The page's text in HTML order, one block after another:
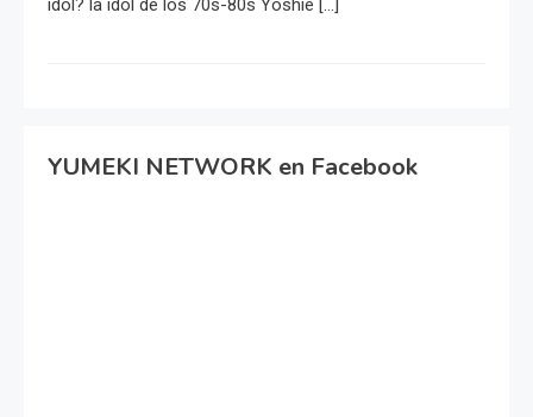
idol? la idol de los 70s-80s Yoshie […]
YUMEKI NETWORK en Facebook